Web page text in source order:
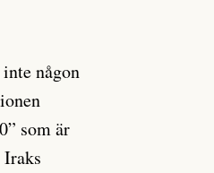
någon
som är